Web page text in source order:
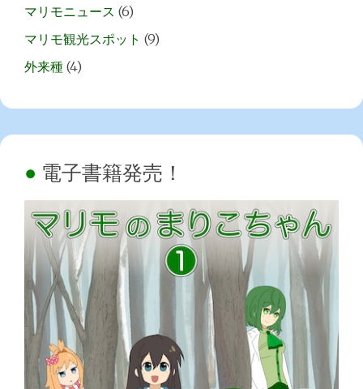
マリモニュース (6)
マリモ観光スポット (9)
外来種 (4)
電子書籍発売！